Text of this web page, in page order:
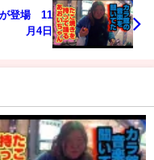
登場 11
月4日